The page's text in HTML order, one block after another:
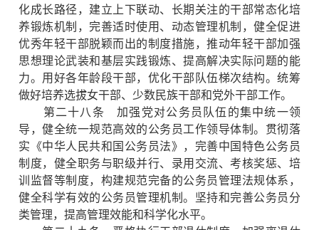
化成长路径，建立上下联动、长期关注的干部常态化培
养锻炼机制，完善适时使用、动态管理机制，健全促进
优秀年轻干部脱颖而出的制度措施，推动年轻干部加强
思想理论武装和基层实践锻炼、提高解决实际问题的能
力。用好各年龄段干部，优化干部队伍梯次结构。统筹
做好培养选拔女干部、少数民族干部和党外干部工作。
第二十八条 加强党对公务员队伍的集中统一领
导，健全统一规范高效的公务员工作领导体制。贯彻落
实《中华人民共和国公务员法》，完善中国特色公务员
制度，健全职务与职级并行、录用交流、考核奖惩、培
训监督等制度，构建规范完备的公务员管理法规体系，
健全科学有效的公务员管理机制。坚持和完善公务员分
类管理，提高管理效能和科学化水平。